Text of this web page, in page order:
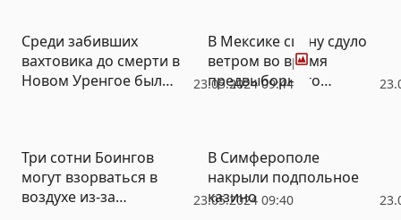
23.05.2024 09:44
Среди забивших
вахтовика до смерти в
Новом Уренгое был
Фото
В Мексике сцену сдуло
ветром во время
предвыборного
23.05.2024 09:40
Три сотни Боингов
могут взорваться в
воздухе из-за
В Симферополе
накрыли подпольное
казино